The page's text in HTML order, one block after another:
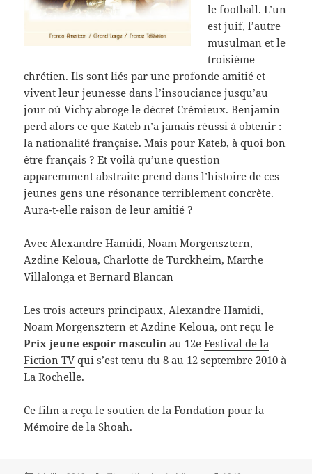
le football. L’un
est juif, l’autre
musulman et le
troisième
chrétien. Ils sont liés par une profonde amitié et
vivent leur jeunesse dans l’insouciance jusqu’au
jour où Vichy abroge le décret Crémieux. Benjamin
perd alors ce que Kateb n’a jamais réussi à obtenir :
la nationalité française. Mais pour Kateb, à quoi bon
être français ? Et voilà qu’une question
apparemment abstraite prend dans l’histoire de ces
jeunes gens une résonance terriblement concrète.
Aura-t-elle raison de leur amitié ?
Avec Alexandre Hamidi, Noam Morgensztern,
Azdine Keloua, Charlotte de Turckheim, Marthe
Villalonga et Bernard Blancan
Les trois acteurs principaux, Alexandre Hamidi,
Noam Morgensztern et Azdine Keloua, ont reçu le
Prix jeune espoir masculin au 12eFestival de la
Fiction TV qui s’est tenu du 8 au 12 septembre 2010 à
La Rochelle.
Ce film a reçu le soutien de la Fondation pour la
Mémoire de la Shoah.